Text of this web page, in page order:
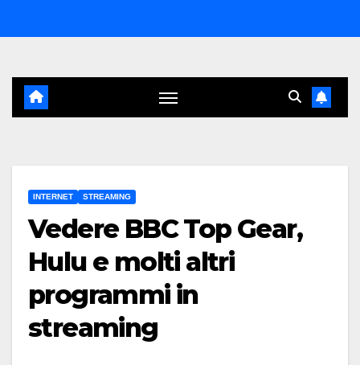
al
INTERNET STREAMING
Vedere BBC Top Gear,
Hulu e molti altri
programmi in
streaming